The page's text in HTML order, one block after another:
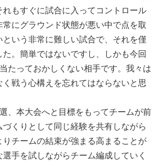
れもすぐに試合に入ってコントロール
にグラウンド状態が悪い中で点を取
いう非常に難しい試合で、それを僅
。簡単ではないですし、しかも今回
たっておかしくない相手です。我々は
戦う心構えを忘れてはならないと思
、本大会へと目標をもってチームが前
くりとして同じ経験を共有しながら
チームの結束が強まる高まることが
手を試しながらチーム編成していく